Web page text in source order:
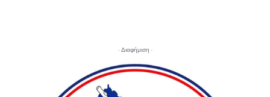
- Διαφήμιση -